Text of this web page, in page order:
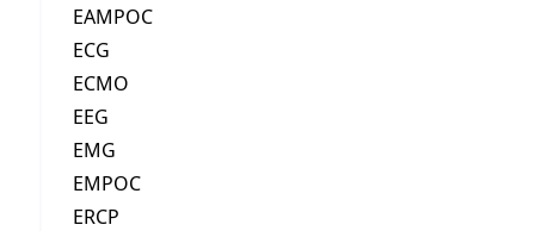
EAMPOC
ECG
ECMO
EEG
EMG
EMPOC
ERCP